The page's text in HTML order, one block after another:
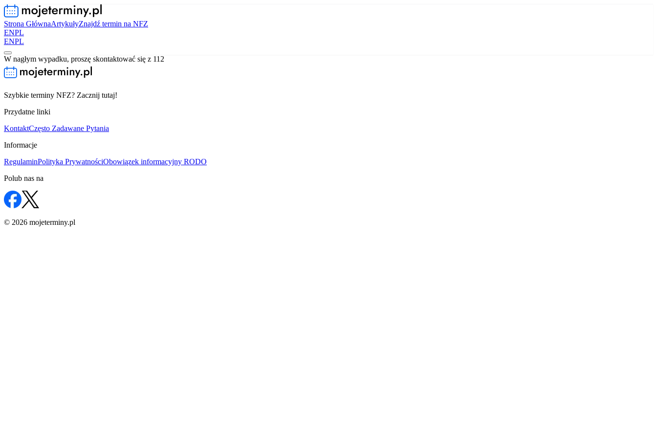
Strona GłównaArtykułyZnajdź termin na NFZ
ENPL
ENPL
W nagłym wypadku, proszę skontaktować się z 112
Szybkie terminy NFZ? Zacznij tutaj!
Przydatne linki
KontaktCzęsto Zadawane Pytania
Informacje
RegulaminPolityka PrywatnościObowiązek informacyjny RODO
Polub nas na
© 2026 mojeterminy.pl